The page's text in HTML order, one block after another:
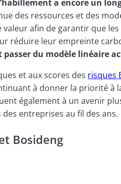
a encore un
des ressources et des
valeur afin de garantir que
réduire leur empreinte
passer du modèle linéaire
et aux scores des risques
à donner la priorité à
également à un avenir
entreprises au fil des ans.
Bosideng